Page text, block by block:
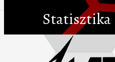
Statisztika